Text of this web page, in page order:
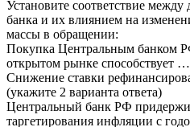
Установите соответствие
банка и их влиянием на
массы в обращении:
Покупка Центральным банком
открытом рынке способствует
Снижение ставки
(укажите 2 варианта ответа)
Центральный банк РФ
таргетирования инфляции с